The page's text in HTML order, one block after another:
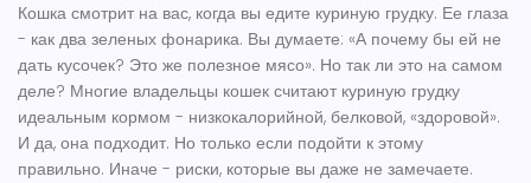
Кошка смотрит на вас, когда вы едите куриную грудку. Ее глаза
- как два зеленых фонарика. Вы думаете: «А почему бы ей не
дать кусочек? Это же полезное мясо». Но так ли это на самом
деле? Многие владельцы кошек считают куриную грудку
идеальным кормом - низкокалорийной, белковой, «здоровой».
И да, она подходит. Но только если подойти к этому
правильно. Иначе - риски, которые вы даже не замечаете.